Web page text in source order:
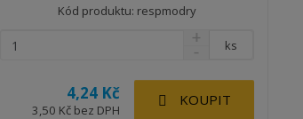
Kód produktu: respmodry
4,24 Kč
3,50 Kč bez DPH
ks
KOUPIT